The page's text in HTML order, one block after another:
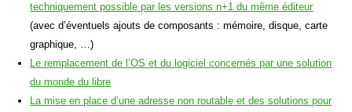
techniquement possible par les versions n+1 du même éditeur
(avec d’éventuels ajouts de composants : mémoire, disque, carte
graphique, …)
Le remplacement de l’OS et du logiciel concernés par une solution
du monde du libre
La mise en place d’une adresse non routable et des solutions pour